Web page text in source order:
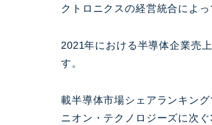
クトロニクスの経営統合によ
2021年における半導体企業売
す。
載半導体市場シェアランキン
ニオン・テクノロジーズに次